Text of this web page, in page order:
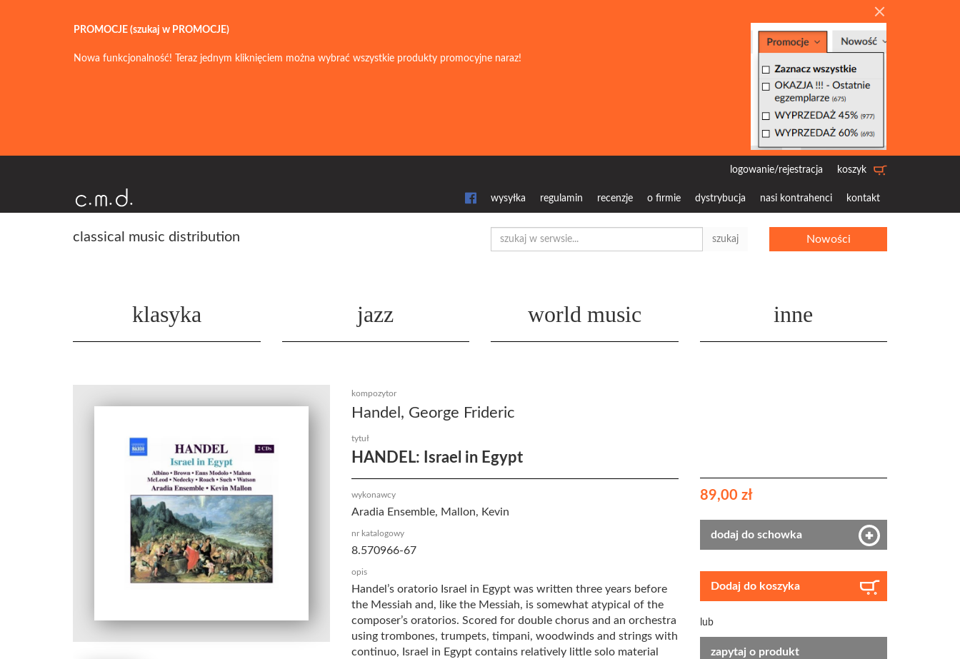
PROMOCJE (szukaj w PROMOCJE)
Nowa funkcjonalność! Teraz jednym kliknięciem można wybrać wszystkie produkty promocyjne naraz!
koszyk
logowanie/rejestracja
wysyłka regulamin recenzje o firmie dystrybucja nasi kontrahenci kontakt
classical music distribution szukaj Nowości
klasyka jazz world music inne
kompozytor
Handel, George Frideric
tytuł
HANDEL: Israel in Egypt
wykonawcy
Aradia Ensemble, Mallon, Kevin
nr katalogowy
8.570966-67
opis
Handel’s oratorio Israel in Egypt was written three years before
the Messiah and, like the Messiah, is somewhat atypical of the
composer’s oratorios. Scored for double chorus and an orchestra
using trombones, trumpets, timpani, woodwinds and strings with
continuo, Israel in Egypt contains relatively little solo material
89,00 zł
dodaj do schowka
Dodaj do koszyka
lub
zapytaj o produkt